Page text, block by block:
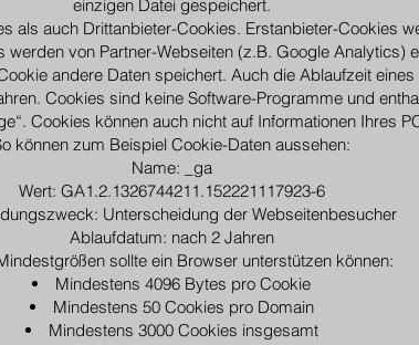
einzigen Datei gespeichert.
als auch Drittanbieter-Cookies. Erstanbieter-Cookies
werden von Partner-Webseiten (z.B. Google Analytics)
andere Daten speichert. Auch die Ablaufzeit
Cookies sind keine Software-Programme und
Cookies können auch nicht auf Informationen Ihres
können zum Beispiel Cookie-Daten aussehen:
Name: _ga
Wert: GA1.2.1326744211.152221117923-6
Unterscheidung der Webseitenbesucher
Ablaufdatum: nach 2 Jahren
sollte ein Browser unterstützen können:
Mindestens 4096 Bytes pro Cookie
Mindestens 50 Cookies pro Domain
Mindestens 3000 Cookies insgesamt